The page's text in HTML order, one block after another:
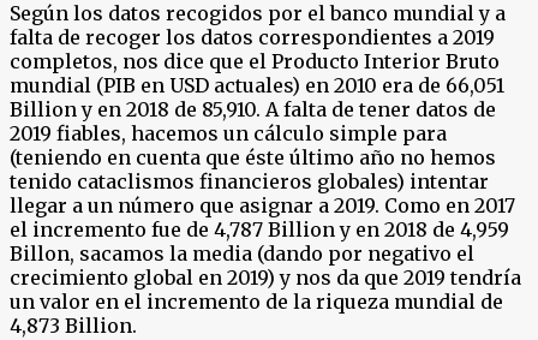
Según los datos recogidos por el banco mundial y a
falta de recoger los datos correspondientes a 2019
completos, nos dice que el Producto Interior Bruto
mundial (PIB en USD actuales) en 2010 era de 66,051
Billion y en 2018 de 85,910. A falta de tener datos de
2019 fiables, hacemos un cálculo simple para
(teniendo en cuenta que éste último año no hemos
tenido cataclismos financieros globales) intentar
llegar a un número que asignar a 2019. Como en 2017
el incremento fue de 4,787 Billion y en 2018 de 4,959
Billon, sacamos la media (dando por negativo el
crecimiento global en 2019) y nos da que 2019 tendría
un valor en el incremento de la riqueza mundial de
4,873 Billion.